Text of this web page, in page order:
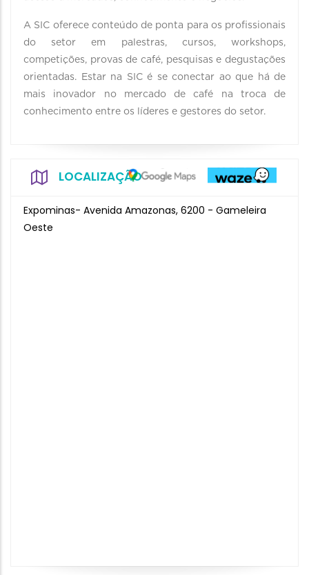
A SIC oferece conteúdo de ponta para os profissionais
do setor em palestras, cursos, workshops,
competições, provas de café, pesquisas e degustações
orientadas. Estar na SIC é se conectar ao que há de
mais inovador no mercado de café na troca de
conhecimento entre os líderes e gestores do setor.
LOCALIZAÇÃO
Expominas- Avenida Amazonas, 6200 - Gameleira
Oeste